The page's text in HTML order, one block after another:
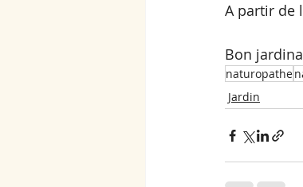
A partir de
Bon
naturopathe
Jardin